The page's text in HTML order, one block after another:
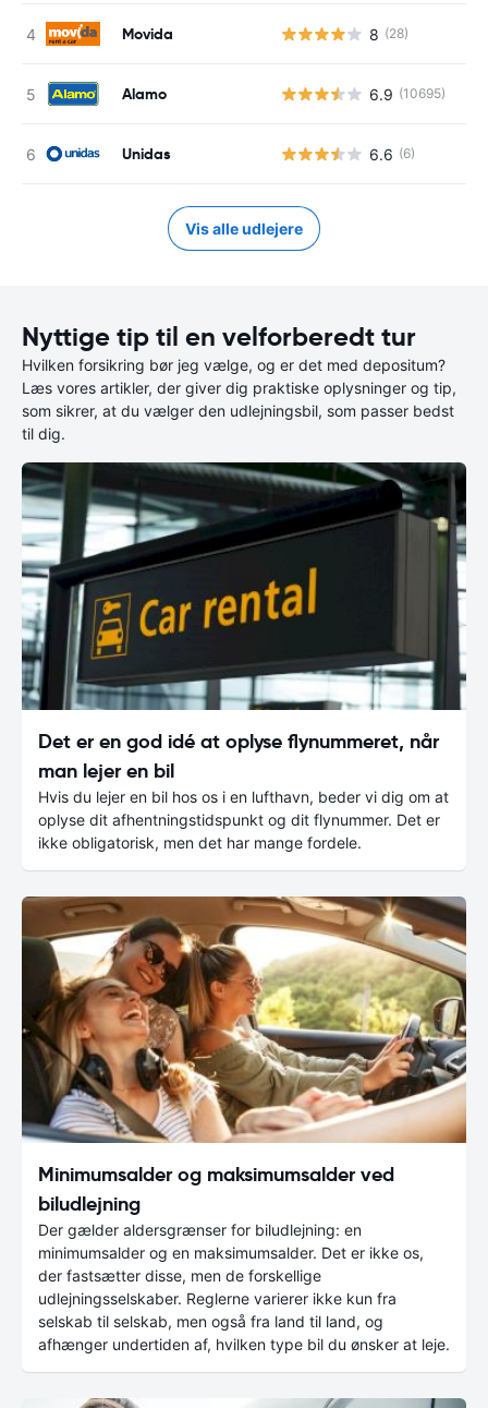
Movida 8 (28)
Alamo 6.9 (10695)
Unidas 6.6 (6)
Vis alle udlejere
Nyttige tip til en velforberedt tur
Hvilken forsikring bør jeg vælge, og er det med depositum?
Læs vores artikler, der giver dig praktiske oplysninger og tip,
som sikrer, at du vælger den udlejningsbil, som passer bedst
til dig.
Det er en god idé at oplyse flynummeret, når
man lejer en bil
Hvis du lejer en bil hos os i en lufthavn, beder vi dig om at
oplyse dit afhentningstidspunkt og dit flynummer. Det er
ikke obligatorisk, men det har mange fordele.
Minimumsalder og maksimumsalder ved
biludlejning
Der gælder aldersgrænser for biludlejning: en
minimumsalder og en maksimumsalder. Det er ikke os,
der fastsætter disse, men de forskellige
udlejningsselskaber. Reglerne varierer ikke kun fra
selskab til selskab, men også fra land til land, og
afhænger undertiden af, hvilken type bil du ønsker at leje.